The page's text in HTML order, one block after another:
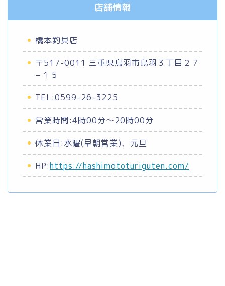
店舗情報
橋本釣具店
〒517-0011 三重県鳥羽市鳥羽３丁目２７
−１５
TEL:0599-26-3225
営業時間:4時00分～20時00分
休業日:水曜(早朝営業)、元旦
HP:https://hashimototuriguten.com/